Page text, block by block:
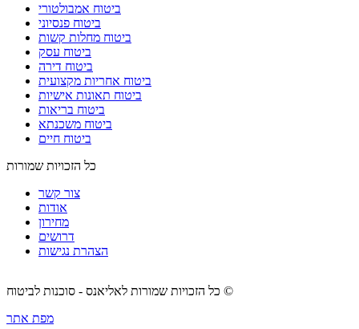
ביטוח אמבולטורי
ביטוח פנסיוני
ביטוח מחלות קשות
ביטוח עסק
ביטוח דירה
ביטוח אחריות מקצועית
ביטוח תאונות אישיות
ביטוח בריאות
ביטוח משכנתא
ביטוח חיים
כל הזכויות שמורות
צור קשר
אודות
מחירון
דרושים
הצהרת נגישות
כל הזכויות שמורות לאליאנס - סוכנות לביטוח ©
מפת אתר